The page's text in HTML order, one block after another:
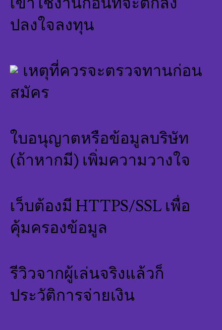
ปลงใจลงทุน
เหตุที่ควรจะตรวจทานก่อน
สมัคร
ใบอนุญาตหรือข้อมูลบริษัท
(ถ้าหากมี) เพิ่มความวางใจ
เว็บต้องมี HTTPS/SSL เพื่อ
คุ้มครองข้อมูล
รีวิวจากผู้เล่นจริงแล้วก็
ประวัติการจ่ายเงิน